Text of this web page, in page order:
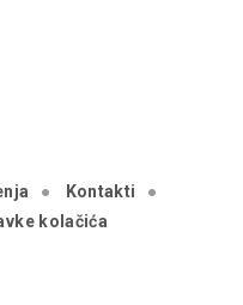
Kontakti
kolačića